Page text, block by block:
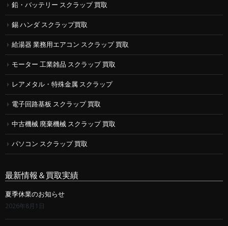
鉛・バッテリー スクラップ 買取
錫 ハンダ スクラップ買取
給湯器 業務用エアコン スクラップ 買取
モーター 工業雑品 スクラップ 買取
レアメタル・特殊金属 スクラップ
電子回路基板 スクラップ 買取
中古機械 廃棄機械 スクラップ 買取
パソコン スクラップ 買取
最新情報＆買取実績
夏季休業のお知らせ
2026年8月1日